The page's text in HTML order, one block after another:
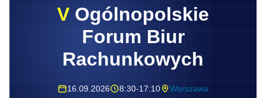
V Ogólnopolskie
Forum Biur
Rachunkowych
16.09.2026 8:30-17:10 Warszawa